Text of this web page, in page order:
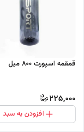
قمقمه اسپورت 800 میل
225,000
افزودن به سبد